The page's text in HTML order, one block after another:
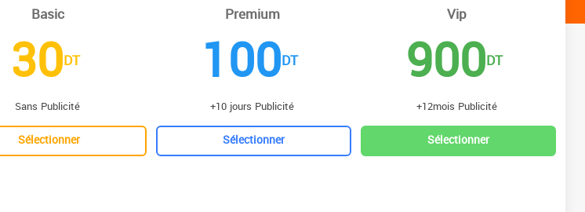
Basic
30DT
Sans Publicité
Sélectionner
Premium
100DT
+10 jours Publicité
Sélectionner
Vip
900DT
+12mois Publicité
Sélectionner